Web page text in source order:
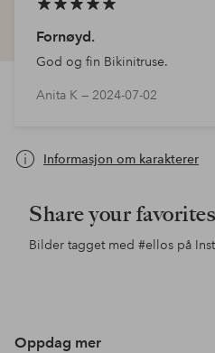
Fornøyd.
God og fin Bikinitruse.
Anita K — 2024-07-02
Informasjon om karakterer
Share your
Bilder tagget med #ellos på
Oppdag mer